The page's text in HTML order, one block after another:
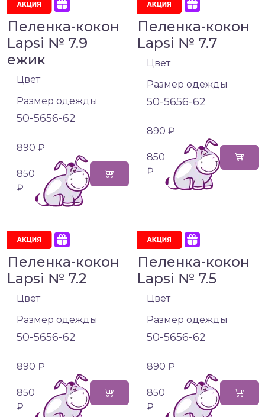
Пеленка-кокон
Lapsi № 7.9
ежик
Цвет
Размер одежды
50-5656-62
890 ₽
850
₽
Пеленка-кокон
Lapsi № 7.7
Цвет
Размер одежды
50-5656-62
890 ₽
850
₽
Пеленка-кокон
Lapsi № 7.2
Цвет
Размер одежды
50-5656-62
890 ₽
850
₽
Пеленка-кокон
Lapsi № 7.5
Цвет
Размер одежды
50-5656-62
890 ₽
850
₽